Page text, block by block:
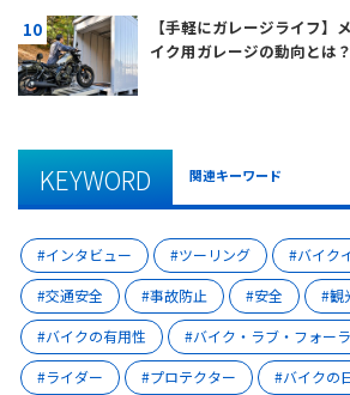
【手軽にガレージライフ】
イク用ガレージの動向とは？
KEYWORD 関連キーワード
インタビュー ツーリング
バイク
交通安全
事故防止 安全
観
バイクの有用性
バイク・ラブ・フォー
ライダー
プロテクター バイクの